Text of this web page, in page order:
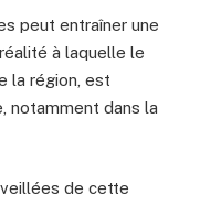
peut entraîner une
à laquelle le
la région, est
notamment dans la
de cette